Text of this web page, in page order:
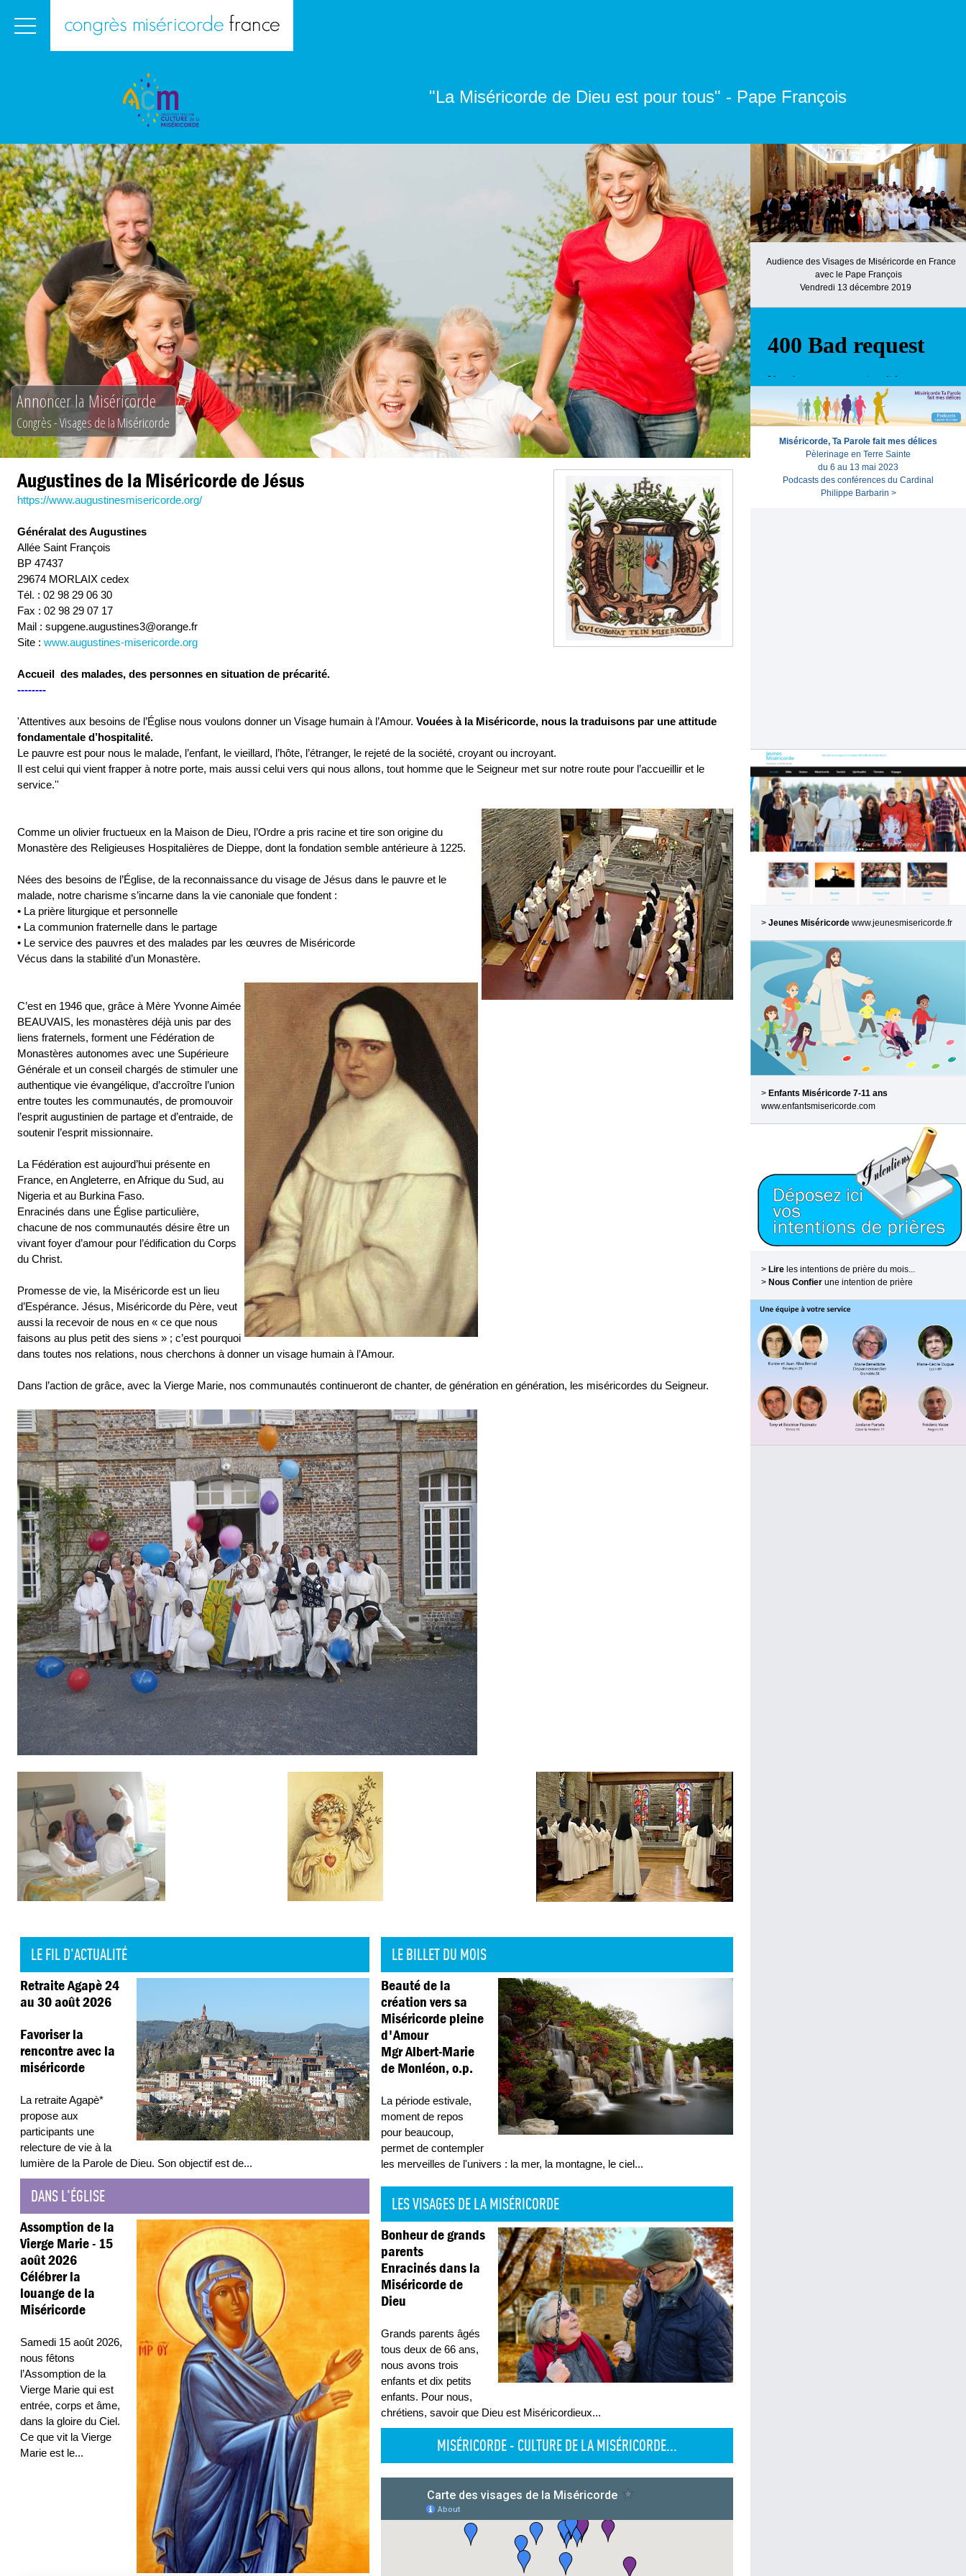
"La Miséricorde de Dieu est pour tous" - Pape François
Audience des Visages de Miséricorde en France
avec le Pape François
Vendredi 13 décembre 2019
Miséricorde, Ta Parole fait mes délices
Pèlerinage en Terre Sainte
du 6 au 13 mai 2023
Podcasts des conférences du Cardinal
Philippe Barbarin >
> Jeunes Miséricorde www.jeunesmisericorde.fr
> Enfants Miséricorde 7-11 ans
www.enfantsmisericorde.com
> Lire les intentions de prière du mois...
> Nous Confier une intention de prière
Annoncer la Miséricorde
Congrès - Visages de la Miséricorde
Augustines de la Miséricorde de Jésus
https://www.augustinesmisericorde.org/
Généralat des Augustines
Allée Saint François
BP 47437
29674 MORLAIX cedex
Tél. : 02 98 29 06 30
Fax : 02 98 29 07 17
Mail : supgene.augustines3@orange.fr
Site : www.augustines-misericorde.org
Accueil des malades, des personnes en situation de précarité.
--------
'Attentives aux besoins de l’Église nous voulons donner un Visage humain à l’Amour. Vouées à la Miséricorde, nous la traduisons par une attitude
fondamentale d’hospitalité.
Le pauvre est pour nous le malade, l’enfant, le vieillard, l’hôte, l’étranger, le rejeté de la société, croyant ou incroyant.
Il est celui qui vient frapper à notre porte, mais aussi celui vers qui nous allons, tout homme que le Seigneur met sur notre route pour l’accueillir et le
service.''
Comme un olivier fructueux en la Maison de Dieu, l’Ordre a pris racine et tire son origine du
Monastère des Religieuses Hospitalières de Dieppe, dont la fondation semble antérieure à 1225.
Nées des besoins de l’Église, de la reconnaissance du visage de Jésus dans le pauvre et le
malade, notre charisme s’incarne dans la vie canoniale que fondent :
• La prière liturgique et personnelle
• La communion fraternelle dans le partage
• Le service des pauvres et des malades par les œuvres de Miséricorde
Vécus dans la stabilité d’un Monastère.
C’est en 1946 que, grâce à Mère Yvonne Aimée
BEAUVAIS, les monastères déjà unis par des
liens fraternels, forment une Fédération de
Monastères autonomes avec une Supérieure
Générale et un conseil chargés de stimuler une
authentique vie évangélique, d’accroître l’union
entre toutes les communautés, de promouvoir
l’esprit augustinien de partage et d’entraide, de
soutenir l’esprit missionnaire.
La Fédération est aujourd’hui présente en
France, en Angleterre, en Afrique du Sud, au
Nigeria et au Burkina Faso.
Enracinés dans une Église particulière,
chacune de nos communautés désire être un
vivant foyer d’amour pour l’édification du Corps
du Christ.
Promesse de vie, la Miséricorde est un lieu
d’Espérance. Jésus, Miséricorde du Père, veut
aussi la recevoir de nous en « ce que nous
faisons au plus petit des siens » ; c’est pourquoi
dans toutes nos relations, nous cherchons à donner un visage humain à l’Amour.
Dans l’action de grâce, avec la Vierge Marie, nos communautés continueront de chanter, de génération en génération, les miséricordes du Seigneur.
LE BILLET DU MOIS
Beauté de la
création vers sa
Miséricorde pleine
d'Amour
Mgr Albert-Marie
de Monléon, o.p.
La période estivale,
moment de repos
pour beaucoup,
permet de contempler
les merveilles de l'univers : la mer, la montagne, le ciel...
LES VISAGES DE LA MISÉRICORDE
Bonheur de grands
parents
Enracinés dans la
Miséricorde de
Dieu
Grands parents âgés
tous deux de 66 ans,
nous avons trois
enfants et dix petits
enfants. Pour nous,
chrétiens, savoir que Dieu est Miséricordieux...
MISÉRICORDE - CULTURE DE LA MISÉRICORDE...
LE FIL D'ACTUALITÉ
Retraite Agapè 24
au 30 août 2026
Favoriser la
rencontre avec la
miséricorde
La retraite Agapè*
propose aux
participants une
relecture de vie à la
lumière de la Parole de Dieu. Son objectif est de...
DANS L'ÉGLISE
Assomption de la
Vierge Marie - 15
août 2026
Célébrer la
louange de la
Miséricorde
Samedi 15 août 2026,
nous fêtons
l’Assomption de la
Vierge Marie qui est
entrée, corps et âme,
dans la gloire du Ciel.
Ce que vit la Vierge
Marie est le...